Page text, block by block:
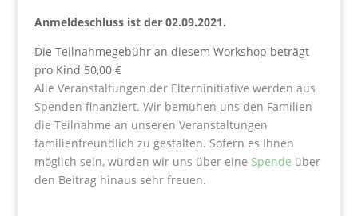
Anmeldeschluss ist der 02.09.2021.
Die Teilnahmegebühr an diesem Workshop beträgt
pro Kind 50,00 €
Alle Veranstaltungen der Elterninitiative werden aus
Spenden finanziert. Wir bemühen uns den Familien
die Teilnahme an unseren Veranstaltungen
familienfreundlich zu gestalten. Sofern es Ihnen
möglich sein, würden wir uns über eine Spende über
den Beitrag hinaus sehr freuen.